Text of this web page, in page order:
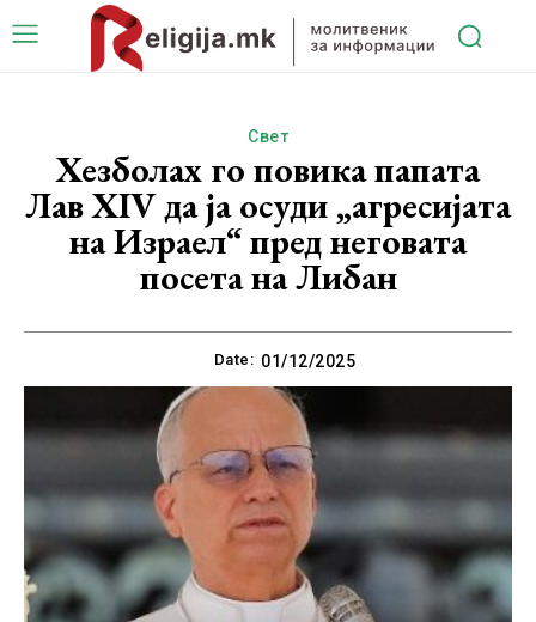
Свет
Хезболах го повика папата
Лав XIV да ја осуди „агресијата
на Израел“ пред неговата
посета на Либан
Date: 01/12/2025